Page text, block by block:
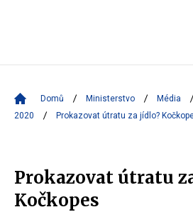
Domů Ministerstvo Média
2020
Prokazovat útratu za jídlo?
Prokazovat útratu
Kočkopes